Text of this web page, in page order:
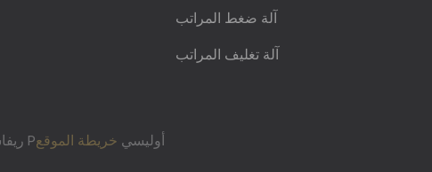
آلة ضغط المراتب
آلة تغليف المراتب
Pريفاسي Pأوليسي خريطة الموقع